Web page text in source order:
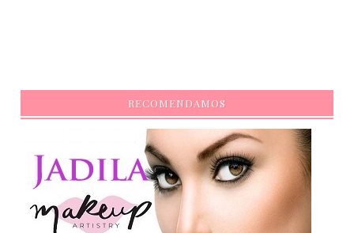
RECOMENDAMOS